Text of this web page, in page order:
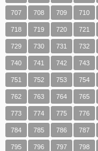
707 708 709 710
718 719 720 721
729 730 731 732
740 741 742 743
751 752 753 754
762 763 764 765
773 774 775 776
784 785 786 787
795 796 797 798